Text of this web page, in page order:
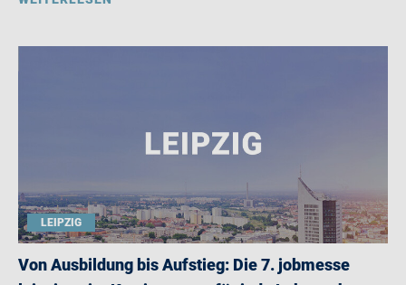
LEIPZIG
Von Ausbildung bis Aufstieg: Die 7. jobmesse